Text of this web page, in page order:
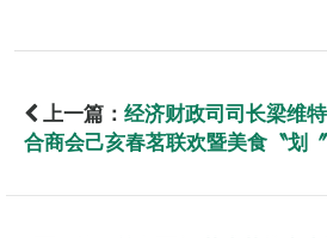
上一篇： 经济财政司司长梁维
合商会己亥春茗联欢暨美食〝划